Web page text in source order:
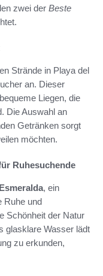
zwei der Beste
Strände in Playa del
an. Dieser
Liegen, die
Die Auswahl an
Getränken sorgt
möchten.
Ruhesuchende
, ein
Ruhe und
Schönheit der Natur
glasklare Wasser lädt
zu erkunden,